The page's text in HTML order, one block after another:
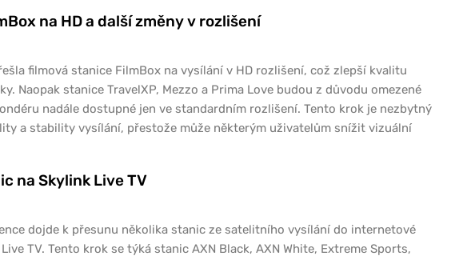
na HD a další změny v rozlišení
filmová stanice FilmBox na vysílání v HD rozlišení, což zlepší kvalitu
Naopak stanice TravelXP, Mezzo a Prima Love budou z důvodu omezené
nadále dostupné jen ve standardním rozlišení. Tento krok je nezbytný
a stability vysílání, přestože může některým uživatelům snížit vizuální
na Skylink Live TV
dojde k přesunu několika stanic ze satelitního vysílání do internetové
TV. Tento krok se týká stanic AXN Black, AXN White, Extreme Sports,